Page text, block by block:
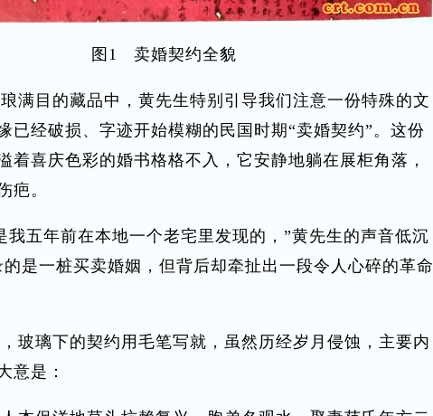
图1 卖婚契约全貌
满目的藏品中，黄先生特别引导我们注意一份特殊的文
经破损、字迹开始模糊的民国时期“卖婚契约”。这份
着喜庆色彩的婚书格格不入，它安静地躺在展柜角落，
疤。
五年前在本地一个老宅里发现的，”黄先生的声音低沉
是一桩买卖婚姻，但背后却牵扯出一段令人心碎的革命
玻璃下的契约用毛笔写就，虽然历经岁月侵蚀，主要内
意是：